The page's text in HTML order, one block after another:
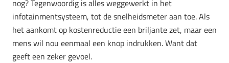
nog? Tegenwoordig is alles weggewerkt in het
infotainmentsysteem, tot de snelheidsmeter aan toe. Als
het aankomt op kostenreductie een briljante zet, maar een
mens wil nou eenmaal een knop indrukken. Want dat
geeft een zeker gevoel.